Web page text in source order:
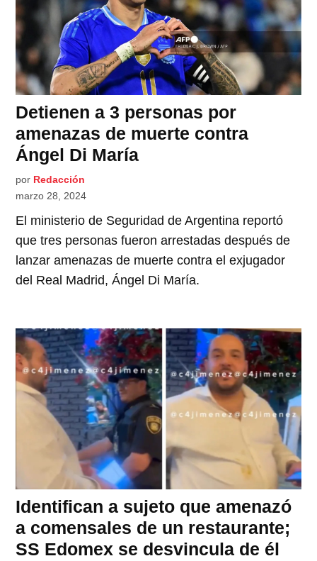
Detienen a 3 personas por
amenazas de muerte contra
Ángel Di María
por Redacción
marzo 28, 2024
El ministerio de Seguridad de Argentina reportó
que tres personas fueron arrestadas después de
lanzar amenazas de muerte contra el exjugador
del Real Madrid, Ángel Di María.
Identifican a sujeto que amenazó
a comensales de un restaurante;
SS Edomex se desvincula de él